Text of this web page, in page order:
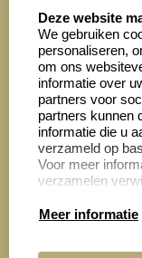
4028
Zakelijk:
Aanvraag op
Cadeaubonnen
Deze website
We gebruiken
personaliseren,
om ons
informatie over
partners voor
partners kunnen
informatie die u
verzameld op
Voor meer
verzamelen
Meer informatie